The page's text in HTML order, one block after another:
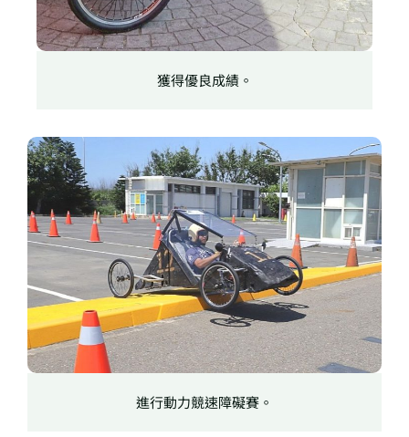
獲得優良成績。
進行動力競速障礙賽。